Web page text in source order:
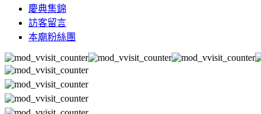
慶典集錦
訪客留言
本廟粉絲團